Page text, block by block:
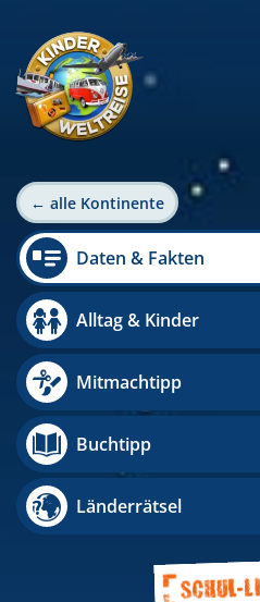
← alle Kontinente
Daten & Fakten
Alltag & Kinder
Mitmachtipp
Buchtipp
Länderrätsel